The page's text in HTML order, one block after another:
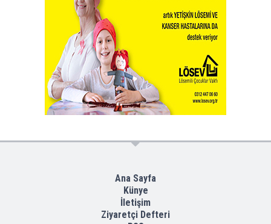
Ana Sayfa
Künye
İletişim
Ziyaretçi Defteri